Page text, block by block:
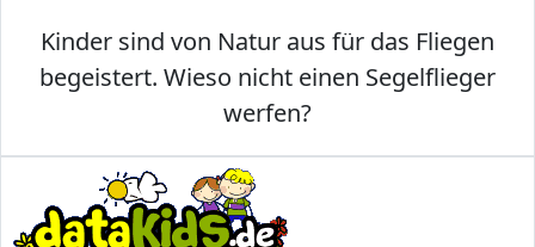
Kinder sind von Natur aus für das Fliegen
begeistert. Wieso nicht einen Segelflieger
werfen?